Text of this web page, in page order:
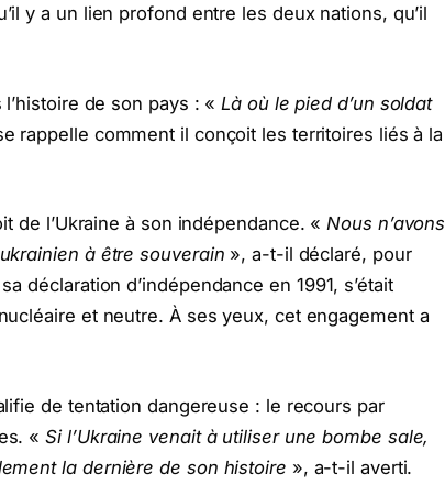
y a un lien profond entre les deux nations, qu’il
de son pays : « Là où le pied d’un soldat
rappelle comment il conçoit les territoires liés à la
de l’Ukraine à son indépendance. «Nous n’avons
à être souverain », a-t-il déclaré, pour
déclaration d’indépendance en 1991, s’était
et neutre. À ses yeux, cet engagement a
de tentation dangereuse : le recours par
«Si l’Ukraine venait à utiliser une bombe sale,
la dernière de son histoire », a-t-il averti.